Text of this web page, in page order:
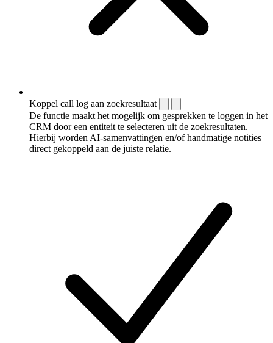
Koppel call log aan zoekresultaat
De functie maakt het mogelijk om gesprekken te loggen in het
CRM door een entiteit te selecteren uit de zoekresultaten.
Hierbij worden AI-samenvattingen en/of handmatige notities
direct gekoppeld aan de juiste relatie.